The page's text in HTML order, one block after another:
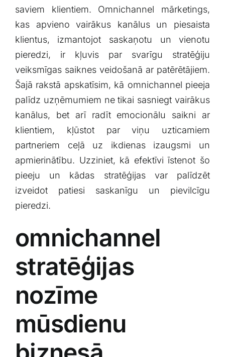
saviem klientiem. Omnichannel mārketings,
kas ‍apvieno vairākus ⁣kanālus un ‌piesaista
klientus,‌ izmantojot saskaņotu ‍un‍ vienotu
pieredzi,⁢ ir kļuvis​ par svarīgu ⁤stratēģiju
veiksmīgas ⁤saiknes veidošanā ar⁢ patērētājiem.
Šajā rakstā⁣ apskatīsim, ⁢kā omnichannel pieeja
palīdz uzņēmumiem ‍ne tikai sasniegt vairākus
kanālus, bet arī‍ radīt emocionālu saikni ar⁣
klientiem, kļūstot par viņu uzticamiem
partneriem ceļā‍ uz ikdienas izaugsmi un
apmierinātību. Uzziniet, kā efektīvi īstenot ⁢šo
pieeju un⁤ kādas stratēģijas var palīdzēt‌
izveidot ⁣patiesi ‌saskanīgu un pievilcīgu
pieredzi.
omnichannel
stratēģijas
nozīme
mūsdienu